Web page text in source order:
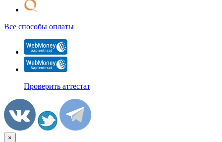
Все способы оплаты
Проверить аттестат
×